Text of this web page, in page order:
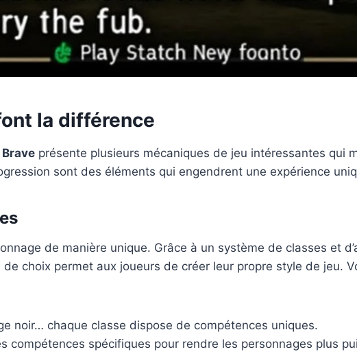
la différence
présente plusieurs mécaniques de jeu intéressantes qui
sont des éléments qui engendrent une expérience
de manière unique. Grâce à un système de classes et
choix permet aux joueurs de créer leur propre style de jeu.
noir… chaque classe dispose de compétences uniques.
compétences spécifiques pour rendre les personnages plus